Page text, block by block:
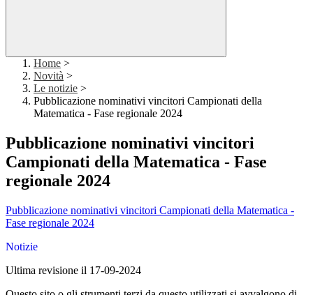
Home >
Novità >
Le notizie >
Pubblicazione nominativi vincitori Campionati della
Matematica - Fase regionale 2024
Pubblicazione nominativi vincitori
Campionati della Matematica - Fase
regionale 2024
Pubblicazione nominativi vincitori Campionati della Matematica -
Fase regionale 2024
Notizie
Ultima revisione il 17-09-2024